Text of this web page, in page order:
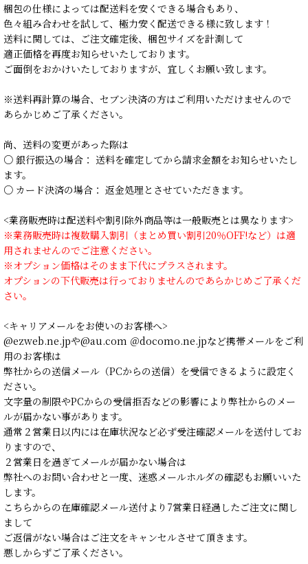
梱包の仕様によっては配送料を安くできる場合もあり、
色々組み合わせを試して、極力安く配送できる様に致します！
送料に関しては、ご注文確定後、梱包サイズを計測して
適正価格を再度お知らせいたしております。
ご面倒をおかけいたしておりますが、宜しくお願い致します。
※送料再計算の場合、セブン決済の方はご利用いただけませんので
あらかじめご了承ください。
尚、送料の変更があった際は
○ 銀行振込の場合： 送料を確定してから請求金額をお知らせいたし
ます。
○ カード決済の場合： 返金処理とさせていただきます。
<業務販売時は配送料や割引除外商品等は一般販売とは異なります>
※業務販売時は複数購入割引（まとめ買い割引20％OFF!など）は適
用されませんのでご注意ください。
※オプション価格はそのまま下代にプラスされます。
オプションの下代販売は行っておりませんのであらかじめご了承くだ
さい。
<キャリアメールをお使いのお客様へ>
@ezweb.ne.jpや@au.com ＠docomo.ne.jpなど携帯メールをご利
用のお客様は
弊社からの送信メール（PCからの送信）を受信できるように設定く
ださい。
文字量の制限やPCからの受信拒否などの影響により弊社からのメー
ルが届かない事があります。
通常２営業日以内には在庫状況など必ず受注確認メールを送付してお
りますので、
２営業日を過ぎてメールが届かない場合は
弊社へのお問い合わせと一度、迷惑メールホルダの確認もお願いいた
します。
こちらからの在庫確認メール送付より7営業日経過したご注文に関し
まして
ご返信がない場合はご注文をキャンセルさせて頂きます。
悪しからずご了承ください。